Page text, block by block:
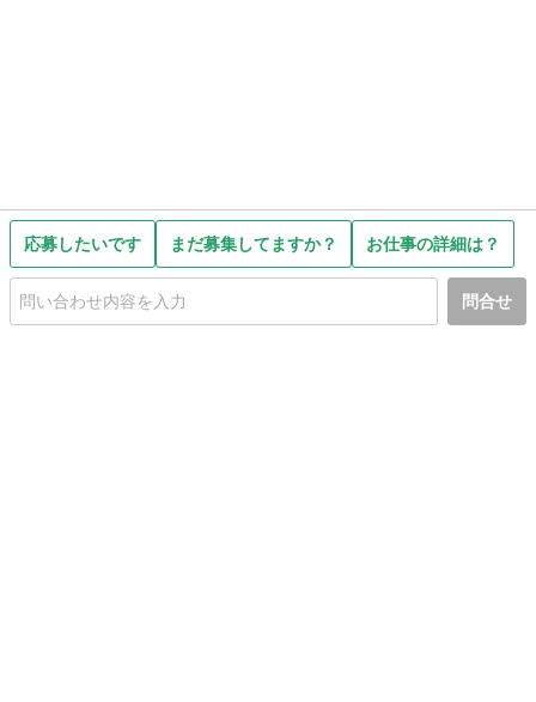
応募したいです まだ募集してますか？ お仕事の詳細は？
問合せ